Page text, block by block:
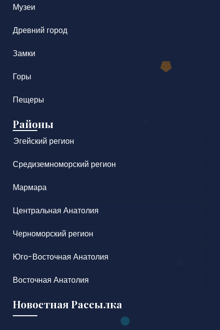
Музеи
Древний город
Замки
Горы
Пещеры
Районы
Эгейский регион
Средиземноморский регион
Мармара
Центральная Анатолия
Черноморский регион
Юго-Восточная Анатолия
Восточная Анатолия
Новостная Рассылка